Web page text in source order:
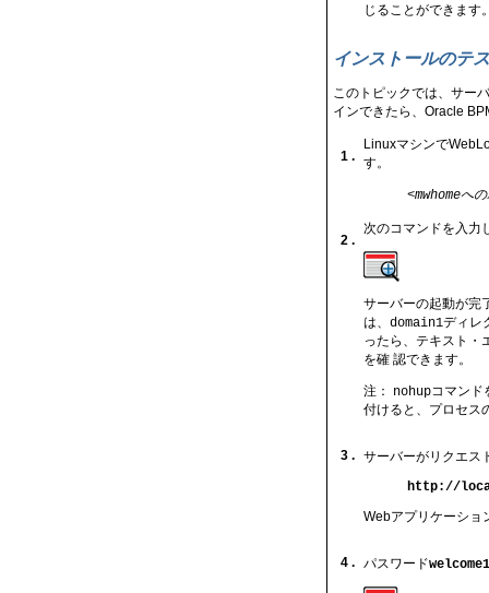
じることができます
インストールのテ
このトピックでは、サー
インできたら、Oracle
1 .
Linuxマシンで
す。
<mwhomeへ
2 .
次のコマンドを入力
サーバーの起動が完
は、 domain1ディレ
ったら、テキスト・
を確 認できます。
注： nohupコマンド
付けると、プロセス
3 . サーバーがリクエス
http://
Webアプリケーショ
4 . パスワードwelcome1